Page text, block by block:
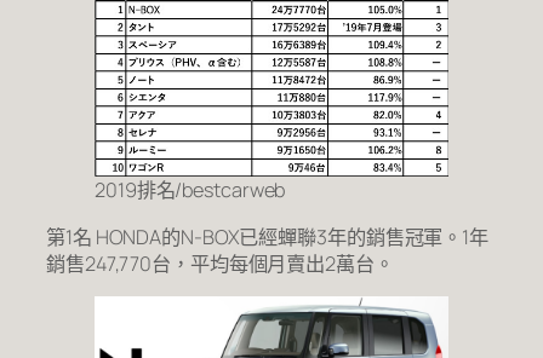
2019排名/bestcarweb
第1名 HONDA的N-BOX已經蟬聯3年的銷售冠軍。1年
銷售247,770台，平均每個月賣出2萬台。